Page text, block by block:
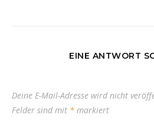
EINE ANTWORT
Deine E-Mail-Adresse wird nicht
Felder sind mit * markiert